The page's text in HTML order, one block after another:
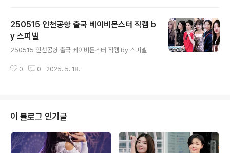
250515 인천공항 출국 베이비몬스터 직캠 b
y 스피넬
250515 인천공항 출국 베이비몬스터 직캠 by 스피넬
0 0 2025. 5. 18.
이 블로그 인기글